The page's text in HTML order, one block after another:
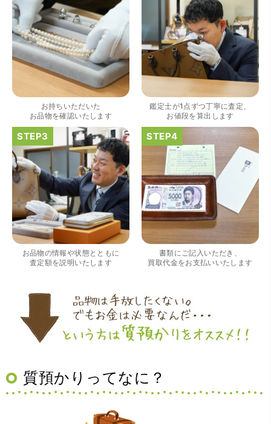
（大阪府大阪市）きれいにして頂いたうえで質入れ金額を
出していただいたのが初めてで感動しました。
（大阪府大阪市）すごく丁寧に対応して頂きました。 ホー
ムページの皆様の評価がとても良かったので、質屋自体初
めての利用でしたが、対応して頂きました担当の方もすご
く良かったです。 これから質屋をご利用される方は是非オ
ススメです。
やすくとても良い時間になりました!!満足出来る買取です。
本当に有難う御座います!!
お持ちいただいた
お品物を確認いたします
鑑定士が1点ずつ丁寧に査定、
お値段を算出します
お品物の情報や状態とともに
査定額を説明いたします
書類にご記入いただき、
買取代金をお支払いいたします
質預かりってなに？